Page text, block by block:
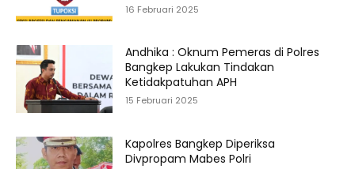
16 Februari 2025
Andhika : Oknum Pemeras di Polres
Bangkep Lakukan Tindakan
Ketidakpatuhan APH
15 Februari 2025
Kapolres Bangkep Diperiksa
Divpropam Mabes Polri